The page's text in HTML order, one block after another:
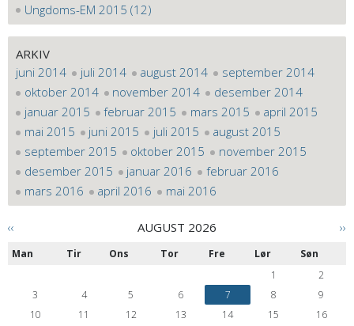
Ungdoms-EM 2015 (12)
ARKIV
juni 2014
juli 2014 august 2014
september 2014
oktober 2014
november 2014
desember 2014
januar 2015
februar 2015 mars 2015
april 2015
mai 2015
juni 2015 juli 2015
august 2015
september 2015
oktober 2015
november 2015
desember 2015
januar 2016
februar 2016
mars 2016
april 2016 mai 2016
‹‹ ››
AUGUST 2026
Man Tir Ons Tor Fre Lør
Søn
1
2
3
4 5 6 7 8
9
10
11 12 13 14 15
16